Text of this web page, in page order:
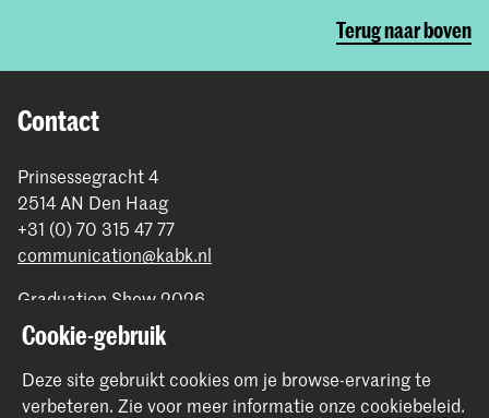
Terug naar boven
Contact
Prinsessegracht 4
2514 AN Den Haag
+31 (0) 70 315 47 77
communication@kabk.nl
Graduation Show 2026
Start je aanmelding hier
Contactinfo
Cookie-gebruik
Deze site gebruikt cookies om je browse-ervaring te
verbeteren. Zie voor meer informatie onze cookiebeleid.